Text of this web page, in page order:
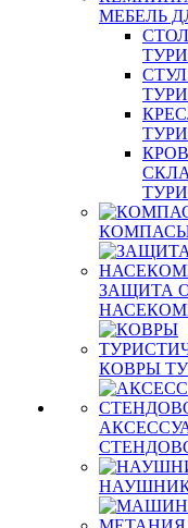
МЕБЕЛЬ
ЗАЩИТА
КОВРЫ